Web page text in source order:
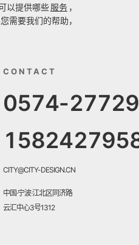
以提供哪些服务 ，
需要我们的帮助，
CONTACT
0574-
CITY@CITY-DESIGN.CN
中国·宁波·江北区同济路
云汇中心3号1312